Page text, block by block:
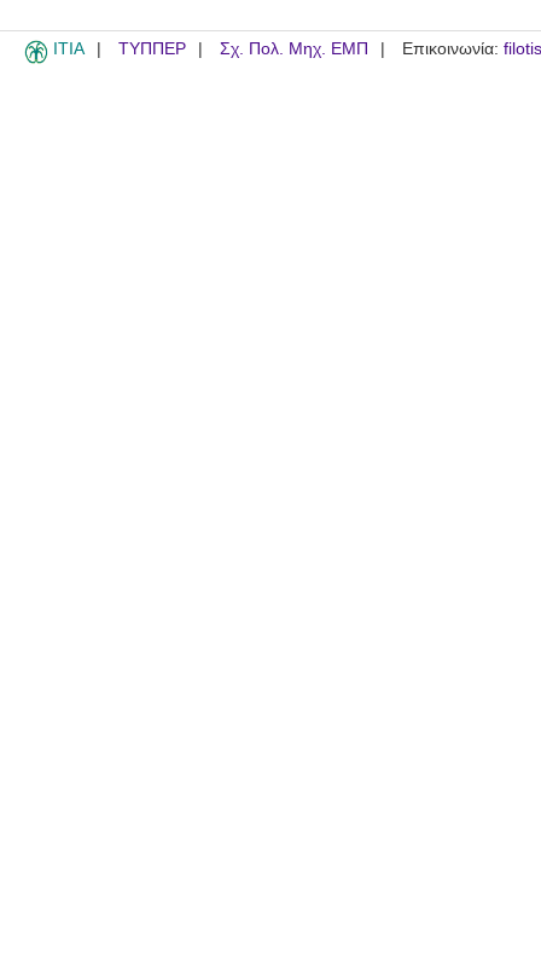
ITIA ΤΥΠΠΕΡ Σχ. Πολ. Μηχ. ΕΜΠ Επικοινωνία: